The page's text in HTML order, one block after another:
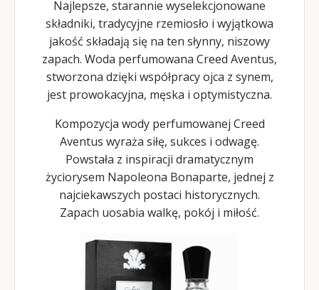
Najlepsze, starannie wyselekcjonowane
składniki, tradycyjne rzemiosło i wyjątkowa
jakość składają się na ten słynny, niszowy
zapach. Woda perfumowana Creed Aventus,
stworzona dzięki współpracy ojca z synem,
jest prowokacyjna, męska i optymistyczna.
Kompozycja wody perfumowanej Creed
Aventus wyraża siłę, sukces i odwagę.
Powstała z inspiracji dramatycznym
życiorysem Napoleona Bonaparte, jednej z
najciekawszych postaci historycznych.
Zapach uosabia walkę, pokój i miłość.